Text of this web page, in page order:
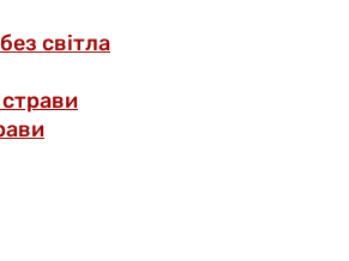
світла
страви